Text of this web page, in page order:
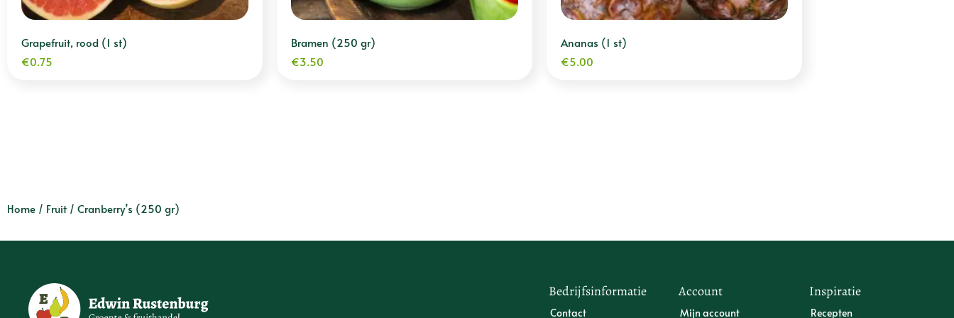
Grapefruit, rood (1 st)
€0.75
Bramen (250 gr)
€3.50
Ananas (1 st)
€5.00
Home / Fruit / Cranberry’s (250 gr)
Bedrijfsinformatie
Contact
Account
Mijn account
Inspiratie
Recepten